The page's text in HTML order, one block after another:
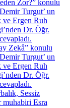
Zor?” konulu
Turgut’ un
ve Ergen Ruh
Dr. Öğr.
Zekâ” konulu
Turgut’ un
ve Ergen Ruh
Dr. Öğr.
Sessiz
muhabiri Esra